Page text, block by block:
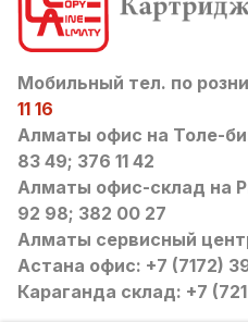
Мобильный тел. по
11 16
Алматы офис на Толе-
83 49; 376 11 42
Алматы офис-склад на
92 98; 382 00 27
Алматы сервисный
Астана офис: +7 (7172)
Караганда склад: +7